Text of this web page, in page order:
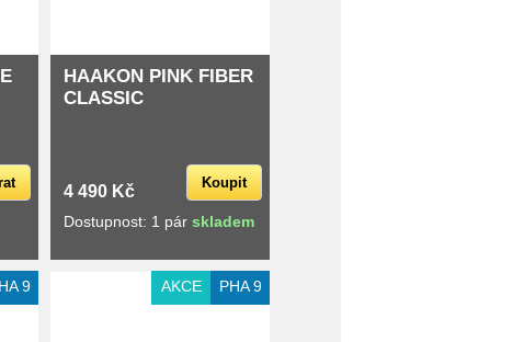
HAAKON PINK FIBER
CLASSIC
4 490 Kč Koupit
Dostupnost: 1 pár skladem
9 AKCE PHA 9